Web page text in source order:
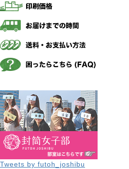
Tweets by futoh_joshibu